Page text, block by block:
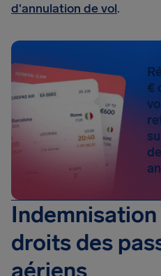
d'annulation de vol.
€
droits des
aériens